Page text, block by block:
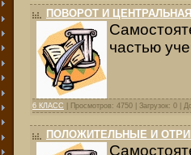
ПОВОРОТ И
частью
6 КЛАСС | Просмотров: 4750 | Загрузок: 0 |
ПОЛОЖИТЕЛЬНЫЕ И